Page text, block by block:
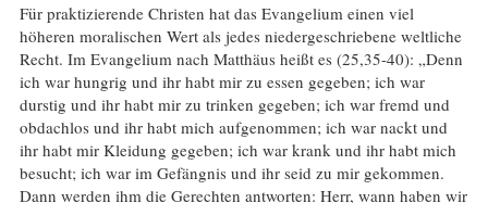
Für praktizierende Christen hat das Evangelium einen viel
höheren moralischen Wert als jedes niedergeschriebene weltliche
Recht. Im Evangelium nach Matthäus heißt es (25,35-40): „Denn
ich war hungrig und ihr habt mir zu essen gegeben; ich war
durstig und ihr habt mir zu trinken gegeben; ich war fremd und
obdachlos und ihr habt mich aufgenommen; ich war nackt und
ihr habt mir Kleidung gegeben; ich war krank und ihr habt mich
besucht; ich war im Gefängnis und ihr seid zu mir gekommen.
Dann werden ihm die Gerechten antworten: Herr, wann haben wir